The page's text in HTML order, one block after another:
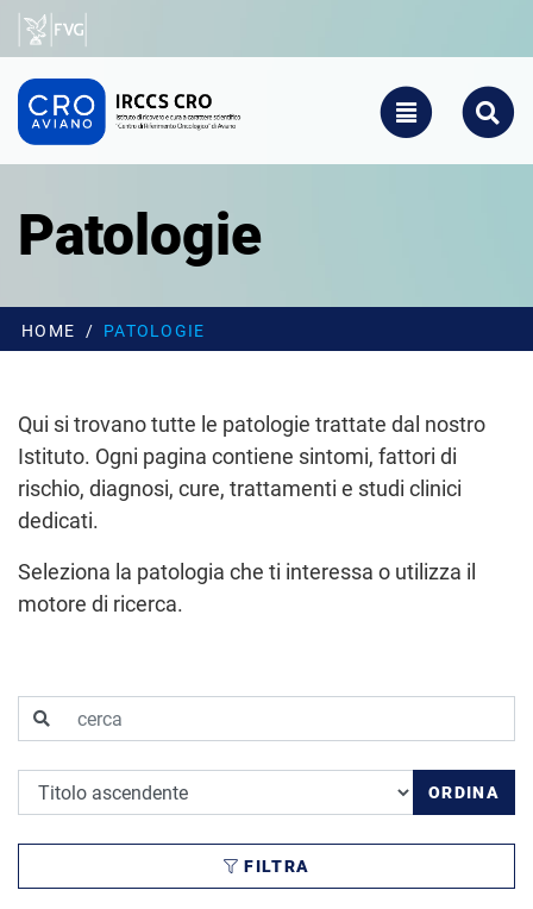
Salta al contenuto principale
CRO - Vai alla homepage
TOGGLE SEARCH
Patologie
HOME PATOLOGIE
Qui si trovano tutte le patologie trattate dal nostro
Istituto. Ogni pagina contiene sintomi, fattori di
rischio, diagnosi, cure, trattamenti e studi clinici
dedicati.
Seleziona la patologia che ti interessa o utilizza il
motore di ricerca.
cerca
Ordina per ORDINA
FILTRA